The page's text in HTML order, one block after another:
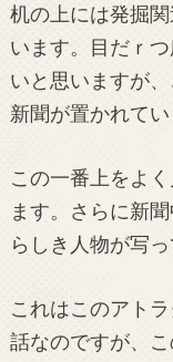
机の上には発掘
います。目だｒ
いと思いますが
新聞が置かれてい
この一番上をよ
ます。さらに新
らしき人物が写っ
これはこのアト
話なのですが、